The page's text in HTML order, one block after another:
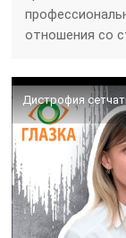
отношения со
Дистрофия